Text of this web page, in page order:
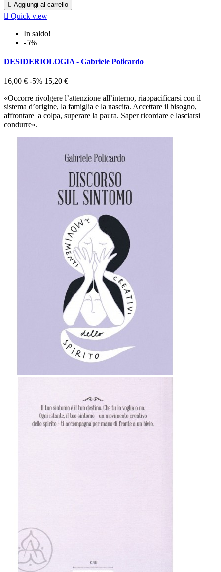
 Aggiungi al carrello
 Quick view
In saldo!
-5%
DESIDERIOLOGIA - Gabriele Policardo
16,00 € -5% 15,20 €
«Occorre rivolgere l’attenzione all’interno, riappacificarsi con il
sistema d’origine, la famiglia e la nascita. Accettare il bisogno,
affrontare la colpa, superare la paura. Saper ricordare e lasciarsi
condurre».